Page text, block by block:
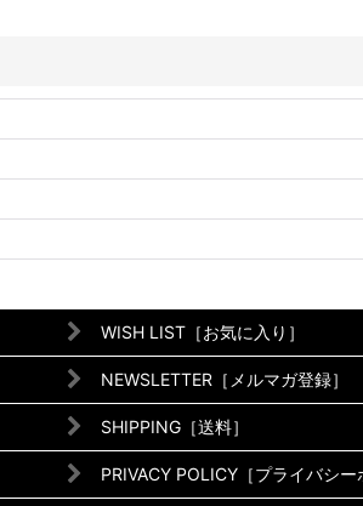
WISH LIST［お気に入り］
NEWSLETTER［メルマガ登録］
SHIPPING［送料］
PRIVACY POLICY［プライバシー